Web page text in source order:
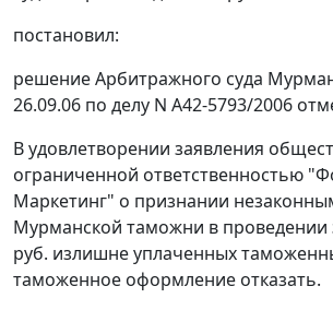
постановил:
решение Арбитражного суда
26.09.06 по делу N А42-5793/2006
В удовлетворении заявления
ограниченной ответственностью
Маркетинг" о признании
Мурманской таможни в проведении
руб. излишне уплаченных
таможенное оформление отказать.